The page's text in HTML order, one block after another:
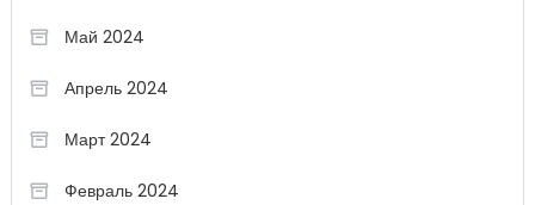
Май 2024
Апрель 2024
Март 2024
Февраль 2024